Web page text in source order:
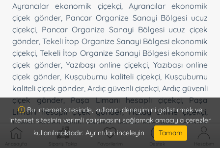
Ayrancılar ekonomik çiçekçi, Ayrancılar ekonomik
çiçek gönder, Pancar Organize Sanayi Bölgesi ucuz
çiçekçi
Pancar Organize Sanayi Bölgesi ucuz çiçek
gönder ,Tekeli İtop Organize Sanayi Bölgesi ekonomik
çiçekçi ,Tekeli İtop Organize Sanayi Bölgesi ekonomik
çiçek gönder, Yazıbaşı online çiçekçi Yazıbaşı online
çiçek gönder Kuşçuburnu kaliteli çiçekçi Kuşçuburnu
kaliteli çiçek gönder Ardıç güvenli çiçekçi Ardıç güvenli
çiçek gönder,Paşa Limanı hesaplı çiçekçi,Paşa
Limanı hesaplı çiçek gönder,Hatay online çiçekçi
Hatay online çiçek gönder,İskele ekonomik çiçekçi,
İskele ekonomik çiçek gönder,Çeşme Altı hızlı çiçekçi,
Anasayfa Sipariş Takip Favorilerim Destek Hesabım
Bu internet sitesinde, kullanıcı deneyimini geliştirmek ve
internet sitesinin verimli çalışmasını sağlamak amacıyla çerezler
kullanılmaktadır. Ayrıntıları inceleyin Tamam